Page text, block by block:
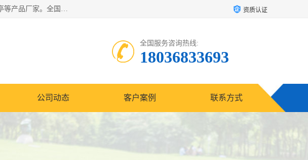
苏州多麦公共设施有限公司是一家苏州垃圾桶厂家，主营：塑料垃圾桶、分类果皮箱、户外园林椅、保安岗亭等产品厂家。全国统一热线电话：17105580222。公司组建完善的团队。设计人员，能根据客户要求，提供适合的设计方案，来满足客户的需求。 资质认证
全国服务咨询热线:
18036833693
公司动态 客户案例 联系方式